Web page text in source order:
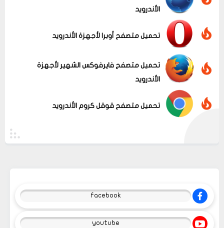
الأندرويد
تحميل متصفح أوبرا لأجهزة الأندرويد
تحميل متصفح فايرفوكس الشهير لأجهزة
الأندرويد
تحميل متصفح قوقل كروم الأندرويد
facebook
youtube